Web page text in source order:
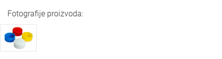
Fotografije proizvoda: